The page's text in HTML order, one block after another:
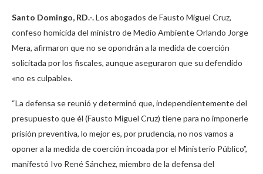
Santo Domingo, RD.-.Los abogados de Fausto Miguel Cruz,
confeso homicida del ministro de Medio Ambiente Orlando Jorge
Mera, afirmaron que no se opondrán a la medida de coerción
solicitada por los fiscales, aunque aseguraron que su defendido
«no es culpable».
“La defensa se reunió y determinó que, independientemente del
presupuesto que él (Fausto Miguel Cruz) tiene para no imponerle
prisión preventiva, lo mejor es, por prudencia, no nos vamos a
oponer a la medida de coerción incoada por el Ministerio Público”,
manifestó Ivo René Sánchez, miembro de la defensa del